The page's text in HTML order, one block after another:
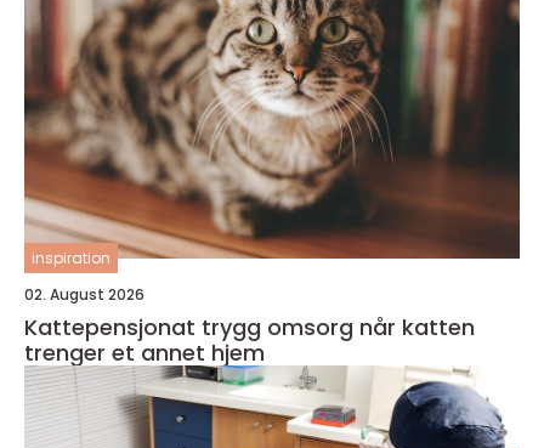
inspiration
02. August 2026
Kattepensjonat trygg omsorg når katten
trenger et annet hjem